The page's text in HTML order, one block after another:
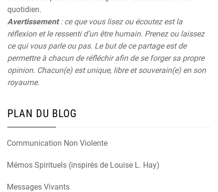
quotidien.
Avertissement: ce que vous lisez ou écoutez est la
réflexion et le ressenti d’un être humain. Prenez ou laissez
ce qui vous parle ou pas. Le but de ce partage est de
permettre à chacun de réfléchir afin de se forger sa propre
opinion. Chacun(e) est unique, libre et souverain(e) en son
royaume.
PLAN DU BLOG
Communication Non Violente
Mémos Spirituels (inspirés de Louise L. Hay)
Messages Vivants